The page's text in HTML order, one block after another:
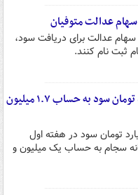
عدالت متوفیان
عدالت برای دریافت سود،
ثبت نام کنند.
واریز ۶۷۰۰ میلیارد تومان سود به حساب ۱.۷ میلیون
میلیارد تومان سود در هفته اول
سجام به حساب یک میلیون و